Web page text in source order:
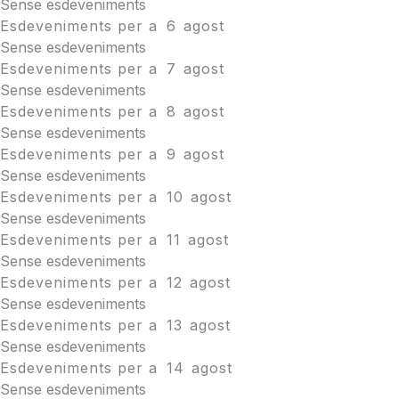
Sense esdeveniments
Esdeveniments per a 6 agost
Sense esdeveniments
Esdeveniments per a
7 agost
Sense esdeveniments
Esdeveniments per a 8 agost
Sense esdeveniments
Esdeveniments per a 9 agost
Sense esdeveniments
Esdeveniments per a 10 agost
Sense esdeveniments
Esdeveniments per a 11 agost
Sense esdeveniments
Esdeveniments per a 12 agost
Sense esdeveniments
Esdeveniments per a 13 agost
Sense esdeveniments
Esdeveniments per a 14 agost
Sense esdeveniments